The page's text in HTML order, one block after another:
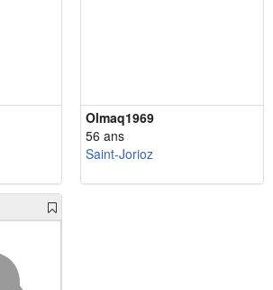
Olmaq1969
56 ans
Saint-Jorioz